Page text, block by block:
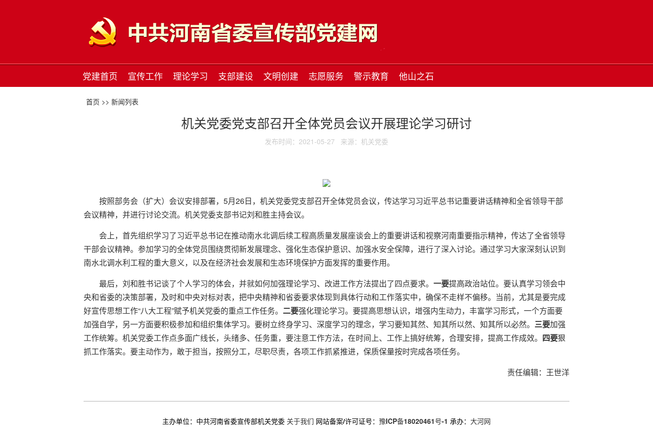
党建首页 宣传工作 理论学习 支部建设 文明创建 志愿服务 警示教育 他山之石
首页 >> 新闻列表
机关党委党支部召开全体党员会议开展理论学习研讨
发布时间：2021-05-27 来源：机关党委
按照部务会（扩大）会议安排部署，5月26日，机关党委党支部召开全体党员会议，传达学习习近平总书记重要讲话精神和全省领导干部
会议精神，并进行讨论交流。机关党委支部书记刘和胜主持会议。
会上，首先组织学习了习近平总书记在推动南水北调后续工程高质量发展座谈会上的重要讲话和视察河南重要指示精神，传达了全省领导
干部会议精神。参加学习的全体党员围绕贯彻新发展理念、强化生态保护意识、加强水安全保障，进行了深入讨论。通过学习大家深刻认识到
南水北调水利工程的重大意义，以及在经济社会发展和生态环境保护方面发挥的重要作用。
最后，刘和胜书记谈了个人学习的体会，并就如何加强理论学习、改进工作方法提出了四点要求。 一要提高政治站位。要认真学习领会中
央和省委的决策部署，及时和中央对标对表，把中央精神和省委要求体现到具体行动和工作落实中，确保不走样不偏移。当前，尤其是要完成
好宣传思想工作“八大工程”赋予机关党委的重点工作任务。 二要强化理论学习。要提高思想认识，增强内生动力，丰富学习形式，一个方面要
加强自学，另一方面要积极参加和组织集体学习。要树立终身学习、深度学习的理念，学习要知其然、知其所以然、知其所以必然。 三要加强
工作统筹。机关党委工作点多面广线长，头绪多、任务重，要注意工作方法，在时间上、工作上搞好统筹，合理安排，提高工作成效。 四要狠
抓工作落实。要主动作为，敢于担当，按照分工，尽职尽责，各项工作抓紧推进，保质保量按时完成各项任务。
责任编辑：王世洋
主办单位：中共河南省委宣传部机关党委 关于我们 网站备案/许可证号： 豫ICP备18020461号-1 承办： 大河网